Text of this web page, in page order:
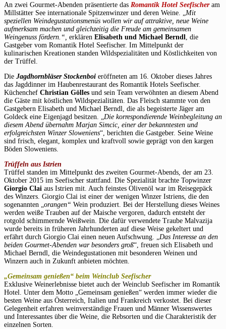
An zwei Gourmet-Abenden präsentierte das Romantik Hotel Seefischer am
Millstätter See internationale Spitzenwinzer und deren Weine. „ Mit
speziellen Weindegustationsmenüs wollen wir auf attraktive, neue Weine
aufmerksam machen und gleichzeitig die Freude am gemeinsamen
Weingenuss fördern.“, erklären Elisabeth und Michael Berndl
, die
Gastgeber vom Romantik Hotel Seefischer. Im Mittelpunkt der
kulinarischen Kreationen standen Wildspezialitäten und Köstlichkeiten von
der Trüffel.
Die Jagdhornbläser Stockenboi eröffneten am 16. Oktober dieses Jahres
das Jagddinner im Haubenrestaurant des Romantik Hotels Seefischer.
Küchenchef Christian Gölles und sein Team verwöhnten an diesem Abend
die Gäste mit köstlichen Wildspezialitäten. Das Fleisch stammte von den
Gastgebern Elisabeth und Michael Berndl, die als begeisterte Jäger am
Goldeck eine Eigenjagd besitzen. „ Die korrespondierende Weinbegleitung an
diesem Abend übernahm Marjan Simcic, einer der bekanntesten und
erfolgreichsten Winzer Sloweniens“, berichten die Gastgeber. Seine Weine
sind frisch, elegant, komplex und kraftvoll sowie geprägt von den kargen
Böden Sloweniens.
Trüffeln aus Istrien
Trüffel standen im Mittelpunkt des zweiten Gourmet-Abends, der am 23.
Oktober 2015 im Seefischer stattfand. Die Spezialität brachte Topwinzer
Giorgio Clai aus Istrien mit. Auch feinstes Olivenöl war im Reisegepäck
des Winzers. Giorgio Clai ist einer der wenigen Winzer Istriens, die den
sogenannten „ orangen“ Wein produziert. Bei der Herstellung dieses Weines
werden weiße Trauben auf der Maische vergoren, dadurch entsteht der
rotgold schimmernde Weißwein. Die dafür verwendete Traube Malvazija
wurde bereits in früheren Jahrhunderten auf diese Weise gekeltert und
erfährt durch Giorgio Clai einen neuen Aufschwung. „ Das Interesse an den
beiden Gourmet-Abenden war besonders groß“, freuen sich Elisabeth und
Michael Berndl, die Weindegustationen mit besonderen Weinen und
Winzern auch in Zukunft anbieten möchten.
„Gemeinsam genießen“ beim Weinclub Seefischer
Exklusive Weinerlebnisse bietet auch der Weinclub Seefischer im Romantik
Hotel. Unter dem Motto „Gemeinsam genießen“ werden immer wieder die
besten Weine aus Österreich, Italien und Frankreich verkostet. Bei dieser
Gelegenheit erfahren weinverständige Frauen und Männer Wissenswertes
und Interessantes über die Weine, die Rebsorten und die Charakteristik der
einzelnen Sorten.